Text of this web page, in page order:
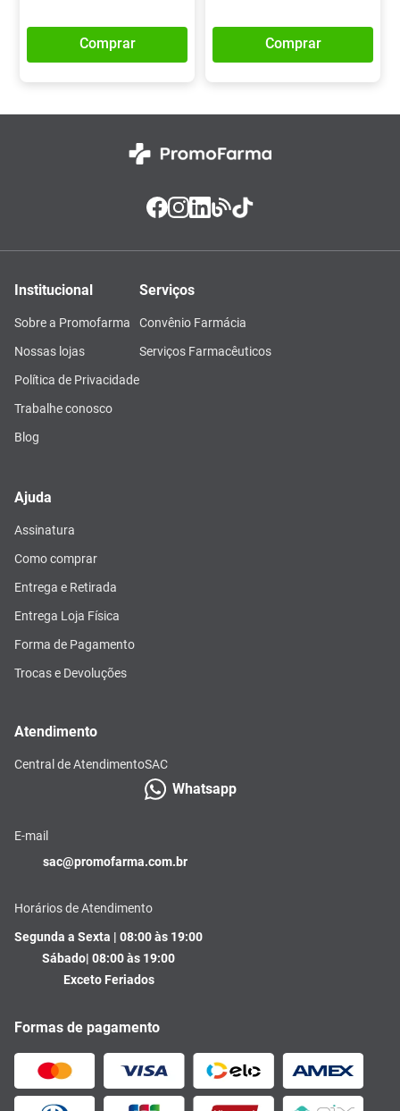
Comprar Comprar
Institucional
Sobre a Promofarma
Nossas lojas
Política de Privacidade
Trabalhe conosco
Blog
Serviços
Convênio Farmácia
Serviços Farmacêuticos
Ajuda
Assinatura
Como comprar
Entrega e Retirada
Entrega Loja Física
Forma de Pagamento
Trocas e Devoluções
Atendimento
Central de AtendimentoSAC
Whatsapp
E-mail
sac@promofarma.com.br
Horários de Atendimento
Segunda a Sexta | 08:00 às 19:00
Sábado| 08:00 às 19:00
Exceto Feriados
Formas de pagamento